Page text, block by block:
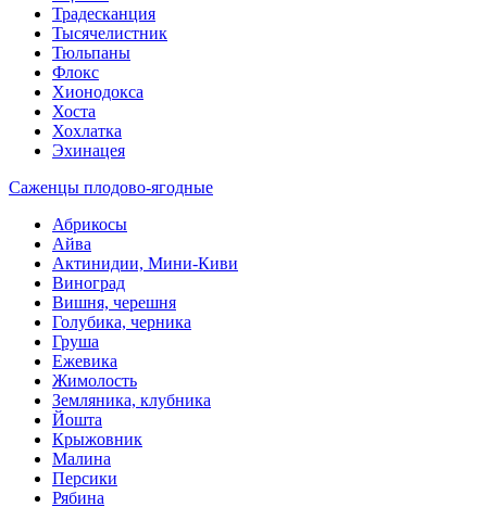
Традесканция
Тысячелистник
Тюльпаны
Флокс
Хионодокса
Хоста
Хохлатка
Эхинацея
Саженцы плодово-ягодные
Абрикосы
Айва
Актинидии, Мини-Киви
Виноград
Вишня, черешня
Голубика, черника
Груша
Ежевика
Жимолость
Земляника, клубника
Йошта
Крыжовник
Малина
Персики
Рябина